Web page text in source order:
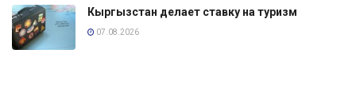
Кыргызстан делает ставку на туризм
07.08.2026